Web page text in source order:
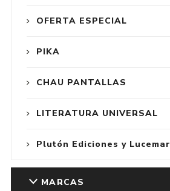
OFERTA ESPECIAL
PIKA
CHAU PANTALLAS
LITERATURA UNIVERSAL
Plutón Ediciones y Lucemar
MARCAS